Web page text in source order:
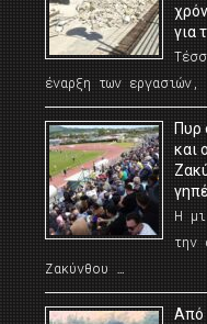
για
έναρξη των
Πυρ
και
Η
την
Ζακύνθου …
Από